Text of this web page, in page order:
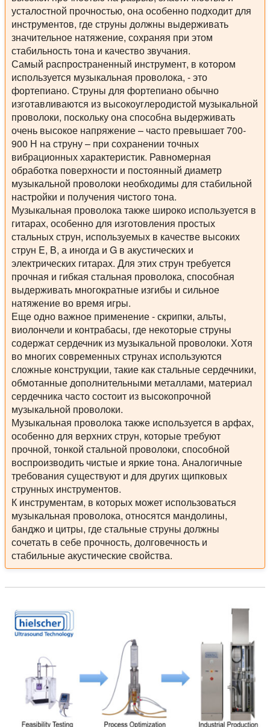
усталостной прочностью, она особенно подходит для
инструментов, где струны должны выдерживать
значительное натяжение, сохраняя при этом
стабильность тона и качество звучания.
Самый распространенный инструмент, в котором
используется музыкальная проволока, - это
фортепиано. Струны для фортепиано обычно
изготавливаются из высокоуглеродистой музыкальной
проволоки, поскольку она способна выдерживать
очень высокое напряжение – часто превышает 700-
900 Н на струну – при сохранении точных
вибрационных характеристик. Равномерная
обработка поверхности и постоянный диаметр
музыкальной проволоки необходимы для стабильной
настройки и получения чистого тона.
Музыкальная проволока также широко используется в
гитарах, особенно для изготовления простых
стальных струн, используемых в качестве высоких
струн E, B, а иногда и G в акустических и
электрических гитарах. Для этих струн требуется
прочная и гибкая стальная проволока, способная
выдерживать многократные изгибы и сильное
натяжение во время игры.
Еще одно важное применение - скрипки, альты,
виолончели и контрабасы, где некоторые струны
содержат сердечник из музыкальной проволоки. Хотя
во многих современных струнах используются
сложные конструкции, такие как стальные сердечники,
обмотанные дополнительными металлами, материал
сердечника часто состоит из высокопрочной
музыкальной проволоки.
Музыкальная проволока также используется в арфах,
особенно для верхних струн, которые требуют
прочной, тонкой стальной проволоки, способной
воспроизводить чистые и яркие тона. Аналогичные
требования существуют и для других щипковых
струнных инструментов.
К инструментам, в которых может использоваться
музыкальная проволока, относятся мандолины,
банджо и цитры, где стальные струны должны
сочетать в себе прочность, долговечность и
стабильные акустические свойства.